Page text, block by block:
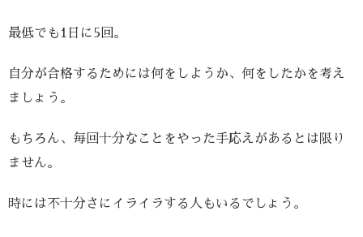
最低でも1日に5回。
自分が合格するためには何をしようか、何をしたかを考え
ましょう。
もちろん、毎回十分なことをやった手応えがあるとは限り
ません。
時には不十分さにイライラする人もいるでしょう。